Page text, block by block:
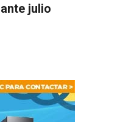
julio